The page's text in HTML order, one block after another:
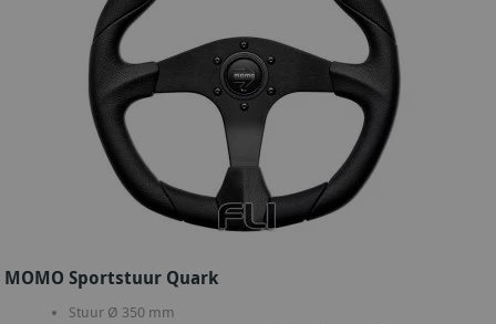
MOMO Sportstuur Quark
Stuur Ø 350 mm